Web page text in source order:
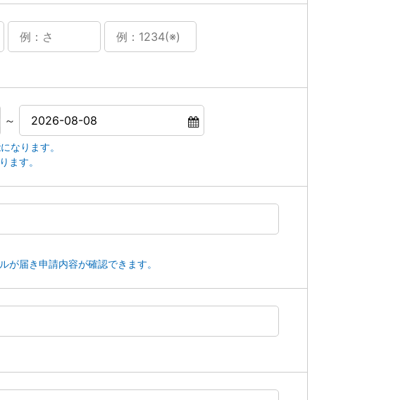
～
なります。
ます。
が届き申請内容が確認できます。